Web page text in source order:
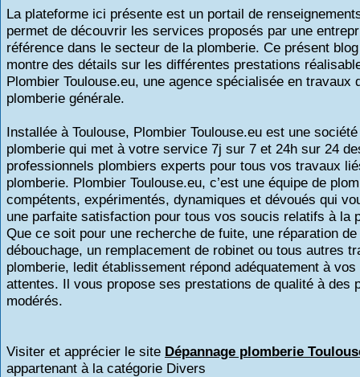
La plateforme ici présente est un portail de
permet de découvrir les services proposés par une
référence dans le secteur de la plomberie. Ce présent
montre des détails sur les différentes prestations
Plombier Toulouse.eu, une agence spécialisée en travaux
plomberie générale.
Installée à Toulouse, Plombier Toulouse.eu est une
plomberie qui met à votre service 7j sur 7 et 24h sur 24
professionnels plombiers experts pour tous vos travaux
plomberie. Plombier Toulouse.eu, c’est une équipe de
compétents, expérimentés, dynamiques et dévoués qui
une parfaite satisfaction pour tous vos soucis relatifs à la
Que ce soit pour une recherche de fuite, une réparation
débouchage, un remplacement de robinet ou tous autres
plomberie, ledit établissement répond adéquatement à
attentes. Il vous propose ses prestations de qualité à des
modérés.
Visiter et apprécier le site Dépannage plomberie
appartenant à la catégorie Divers